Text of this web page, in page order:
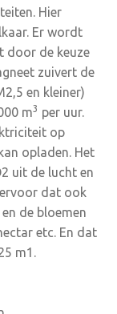
Hier
Er wordt
door de keuze
zuivert de
en kleiner)
m3 per uur.
op
opladen. Het
uit de lucht en
dat ook
de bloemen
etc. En dat
m1.